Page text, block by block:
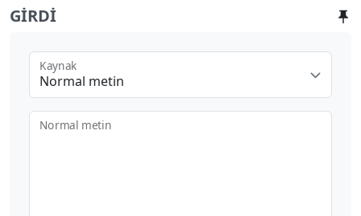
GIRDI
Normal metin
Kaynak
Normal metin